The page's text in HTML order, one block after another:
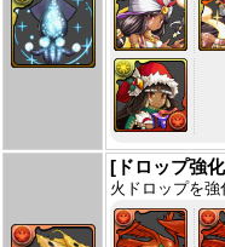
[ドロップ強
火ドロップを強